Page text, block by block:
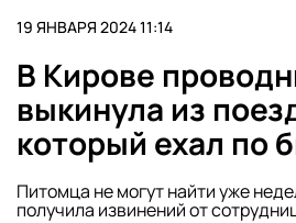
19 ЯНВАРЯ 2024 11:14
В Кирове
выкинула из
который ехал по
Питомца не могут найти уже
получила извинений от